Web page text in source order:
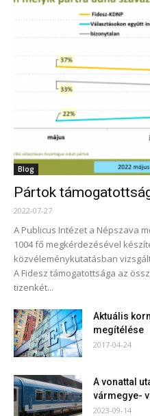
Blog
Pártok
2022-07-27
A Publicus Intézet a Népszava
1004 fő megkérdezésével
közvéleménykutatásban
A Fidesz támogatottsága az
tizenkét...
Aktuális
megítélése
2017-04-24
A vonattal
vármegye-
2023-09-14